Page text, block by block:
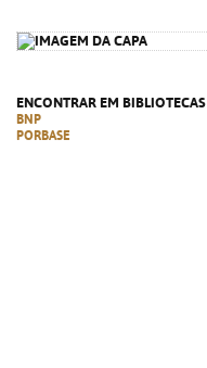
ENCONTRAR EM BIBLIOTECAS
BNP
PORBASE